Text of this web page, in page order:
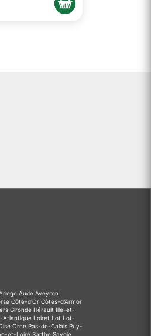
Aude Aveyron
Côte-d'Or Côtes-d'Armor
Gironde Hérault Ille-et-
Atlantique Loiret Lot Lot-
Orne Pas-de-Calais Puy-
et-Loire Sarthe Savoie